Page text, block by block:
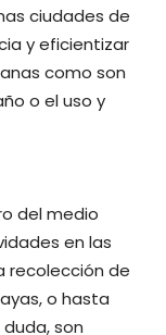
ciudades de
y eficientizar
como son
o el uso y
del medio
en las
recolección de
o hasta
son